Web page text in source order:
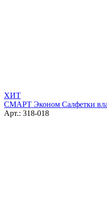
ХИТ
СМАРТ Эконом Салфетки
Арт.: 318-018